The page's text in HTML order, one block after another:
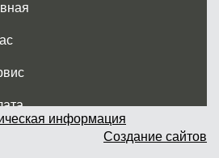
и самовывоз
информация
Создание сайтов